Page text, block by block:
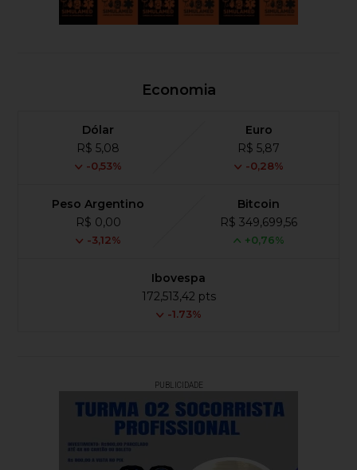
Economia
Dólar
R$ 5,08
-0,53%
Euro
R$ 5,87
-0,28%
Peso Argentino
R$ 0,00
-3,12%
Bitcoin
R$ 349,699,56
+0,76%
Ibovespa
172,513,42 pts
-1.73%
PUBLICIDADE